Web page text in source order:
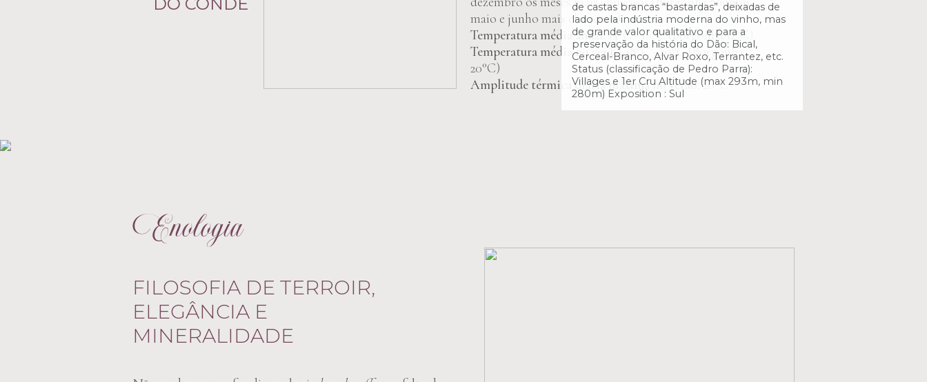
de castas brancas “bastardas”, deixadas de
lado pela indústria moderna do vinho, mas
de grande valor qualitativo e para a
preservação da história do Dão: Bical,
Cerceal-Branco, Alvar Roxo, Terrantez, etc.
Status (classificação de Pedro Parra):
Villages e 1er Cru Altitude (max 293m, min
280m) Exposition : Sul
DO CONDE
maio e junho mais chuvosos)
Temperatura média anual:14°C - 16°C (Borgonha 12°C)
Temperatura média no verão:18°C - 20°C (Borgonha
20°C)
Amplitude térmica diária máxima no verão: 20°C
Enologia
FILOSOFIA DE TERROIR,
ELEGÂNCIA E
MINERALIDADE